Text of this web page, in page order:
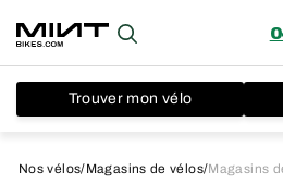
Recherche
Trouver mon vélo
Nos vélos/Magasins de vélos/Magasins